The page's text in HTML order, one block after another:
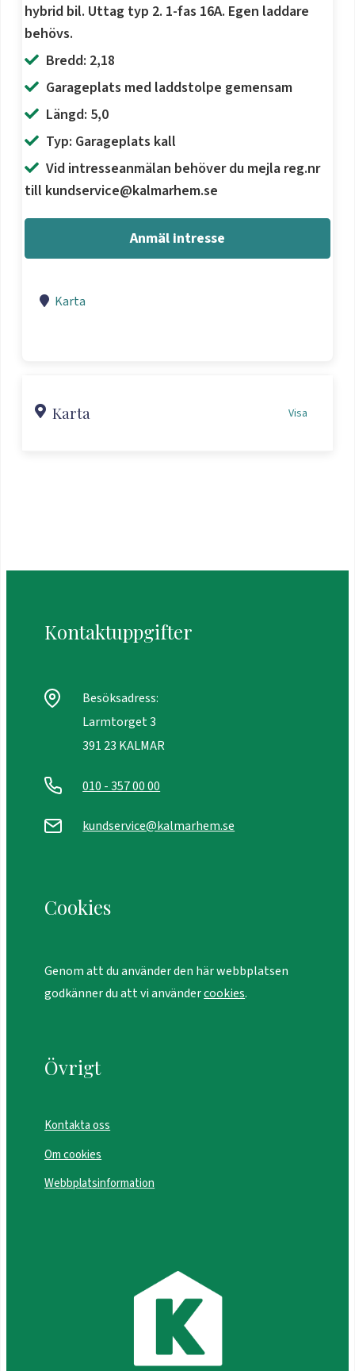
hybrid bil. Uttag typ 2. 1-fas 16A. Egen laddare
behövs.
Bredd: 2,18
Garageplats med laddstolpe gemensam
Längd: 5,0
Typ: Garageplats kall
Vid intresseanmälan behöver du mejla reg.nr
till kundservice@kalmarhem.se
Anmäl intresse
Karta
Karta Visa
Kontaktuppgifter
Besöksadress:
Larmtorget 3
391 23 KALMAR
010 - 357 00 00
kundservice@kalmarhem.se
Cookies
Genom att du använder den här webbplatsen
godkänner du att vi användercookies.
Övrigt
Kontakta oss
Om cookies
Webbplatsinformation